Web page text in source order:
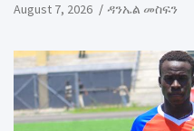
August 7, 2026 ዳንኤል መስፍን